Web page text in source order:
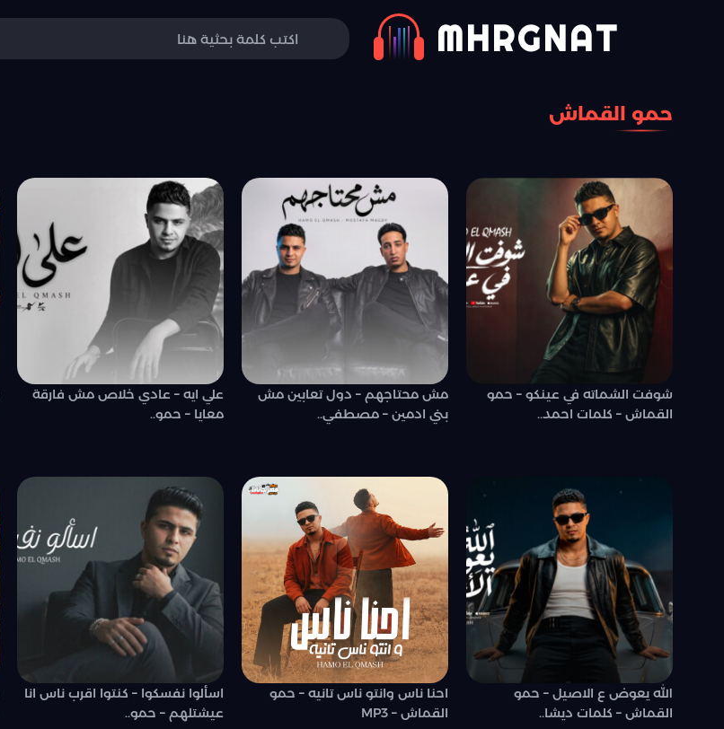
MHRGNAT
حمو القماش
شوفت الشماته في عينكو – حمو
القماش – كلمات احمد..
مش محتاجهم – دول تعابين مش
بني ادمين – مصطفي..
علي ايه – عادي خلاص مش فارقة
معايا – حمو..
الله يعوض ع الاصيل – حمو
القماش – كلمات ديشا..
احنا ناس وانتو ناس تانيه – حمو
القماش – MP3
اسألوا نفسكوا – كنتوا اقرب ناس انا
عيشتلهم – حمو..